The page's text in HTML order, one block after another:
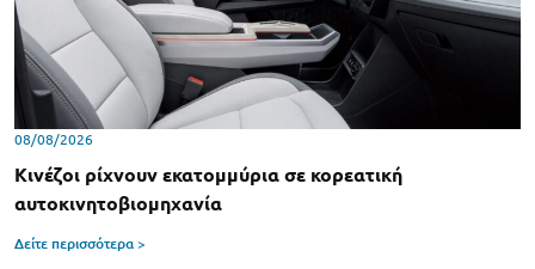
08/08/2026
Κινέζοι ρίχνουν εκατομμύρια σε κορεατική
αυτοκινητοβιομηχανία
Δείτε περισσότερα >